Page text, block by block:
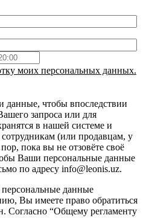
моих персональных данных.
чтобы впоследствии
запроса или для
в нашей системе и
(или продавцам, у
пока вы не отзовёте своё
Ваши персональные данные
по адресу info@leonis.uz.
данные
Вы имеете право обратиться
Согласно “Общему регламенту